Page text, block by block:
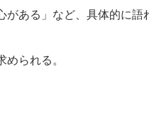
ある」など、具体的に語
られる。